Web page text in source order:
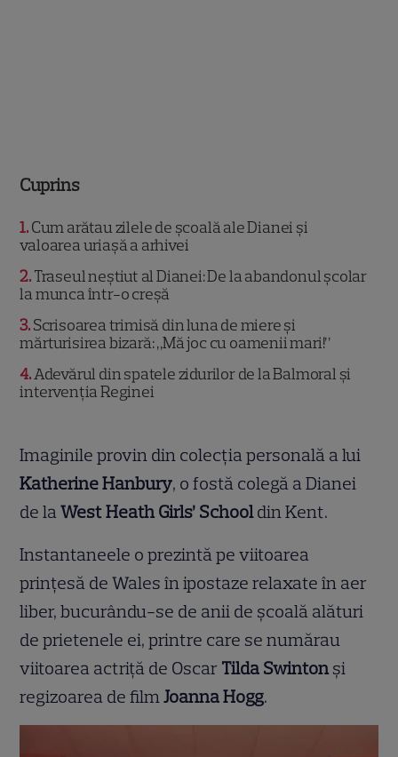
Cuprins
1 Cum arătau zilele de școală ale Dianei și
valoarea uriașă a arhivei
2 Traseul neștiut al Dianei: De la abandonul școlar
la munca într-o creșă
3 Scrisoarea trimisă din luna de miere și
mărturisirea bizară: „Mă joc cu oamenii mari!”
4 Adevărul din spatele zidurilor de la Balmoral și
intervenția Reginei
Imaginile provin din colecția personală a lui
Katherine Hanbury, o fostă colegă a Dianei
de laWest Heath Girls’ Schooldin Kent.
Instantaneele o prezintă pe viitoarea
prințesă de Wales în ipostaze relaxate în aer
liber, bucurându-se de anii de școală alături
de prietenele ei, printre care se numărau
viitoarea actriță de Oscar Tilda Swinton și
regizoarea de filmJoanna Hogg.